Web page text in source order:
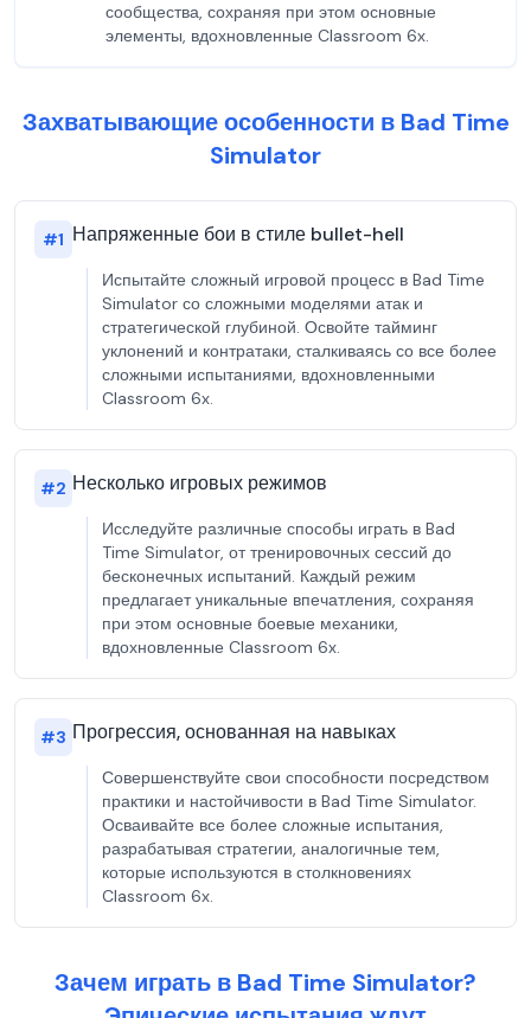
сообщества, сохраняя при этом основные
элементы, вдохновленные Classroom 6x.
Захватывающие особенности в Bad Time
Simulator
#1 Напряженные бои в стиле bullet-hell
Испытайте сложный игровой процесс в Bad Time
Simulator со сложными моделями атак и
стратегической глубиной. Освойте тайминг
уклонений и контратаки, сталкиваясь со все более
сложными испытаниями, вдохновленными
Classroom 6x.
#2 Несколько игровых режимов
Исследуйте различные способы играть в Bad
Time Simulator, от тренировочных сессий до
бесконечных испытаний. Каждый режим
предлагает уникальные впечатления, сохраняя
при этом основные боевые механики,
вдохновленные Classroom 6x.
#3 Прогрессия, основанная на навыках
Совершенствуйте свои способности посредством
практики и настойчивости в Bad Time Simulator.
Осваивайте все более сложные испытания,
разрабатывая стратегии, аналогичные тем,
которые используются в столкновениях
Classroom 6x.
Зачем играть в Bad Time Simulator?